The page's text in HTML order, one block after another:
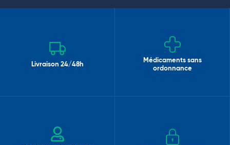
Livraison 24/48h
Médicaments sans
ordonnance